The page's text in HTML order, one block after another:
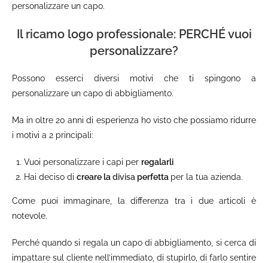
personalizzare un capo.
Il ricamo logo professionale: PERCHÉvuoi
personalizzare?
Possono esserci diversi motivi che ti spingono a
personalizzare un capo di abbigliamento.
Ma in oltre 20 anni di esperienza ho visto che possiamo ridurre
i motivi a 2 principali:
Vuoi personalizzare i capi per regalarli
Hai deciso di creare ladivisa perfetta per la tua azienda.
Come puoi immaginare, la differenza tra i due articoli è
notevole.
Perché quando si regala un capo di abbigliamento, si cerca di
impattare sul cliente nell’immediato, di stupirlo, di farlo sentire